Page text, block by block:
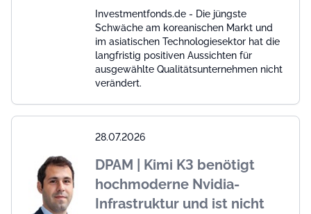
Investmentfonds.de - Die jüngste
Schwäche am koreanischen Markt und
im asiatischen Technologiesektor hat die
langfristig positiven Aussichten für
ausgewählte Qualitätsunternehmen nicht
verändert.
28.07.2026
DPAM | Kimi K3 benötigt
hochmoderne Nvidia-
Infrastruktur und ist nicht